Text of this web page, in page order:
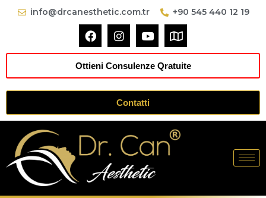
info@drcanesthetic.com.tr +90 545 440 12 19
Ottieni Consulenze Qratuite
Contatti